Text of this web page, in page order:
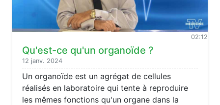
02:12
Qu'est-ce qu'un organoïde ?
12 janv. 2024
Un organoïde est un agrégat de cellules
réalisés en laboratoire qui tente à reproduire
les mêmes fonctions qu'un organe dans la